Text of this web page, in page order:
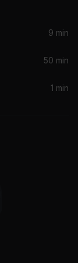
9 min
50 min
1 min